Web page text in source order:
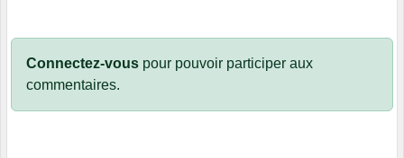
Connectez-vous pour pouvoir participer aux
commentaires.